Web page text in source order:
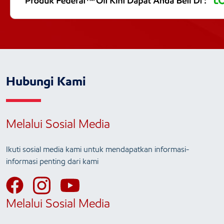
Hubungi Kami
Melalui Sosial Media
Ikuti sosial media kami untuk mendapatkan informasi-
informasi penting dari kami
Melalui Sosial Media